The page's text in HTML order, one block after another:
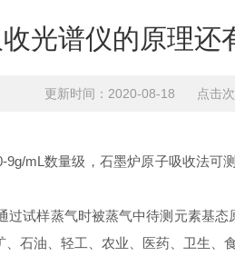
光谱仪的原理还
更新时间：2020-08-18 点击次
mL数量级，石墨炉原子吸收法
过试样蒸气时被蒸气中待测元素基
石油、轻工、农业、医药、卫生、